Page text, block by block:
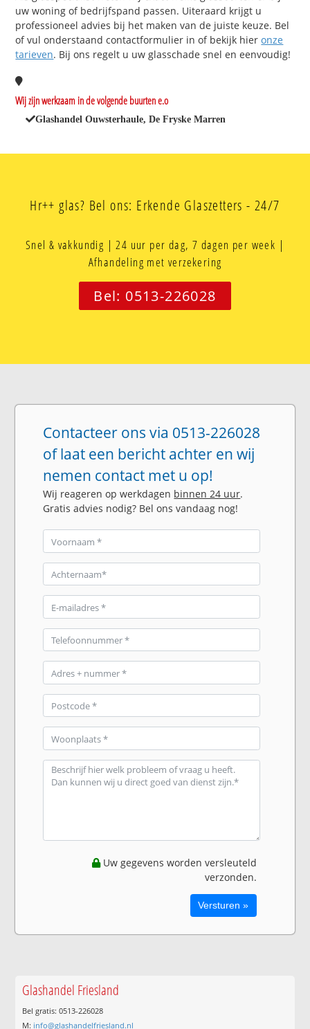
uw woning of bedrijfspand passen. Uiteraard krijgt u
professioneel advies bij het maken van de juiste keuze. Bel
of vul onderstaand contactformulier in of bekijk hieronze
tarieven. Bij ons regelt u uw glasschade snel en eenvoudig!
Wij zijn werkzaam in de volgende buurten e.o
Glashandel Ouwsterhaule, De Fryske Marren
Hr++ glas? Bel ons: Erkende Glaszetters - 24/7
Snel & vakkundig | 24 uur per dag, 7 dagen per week |
Afhandeling met verzekering
Bel: 0513-226028
Contacteer ons via 0513-226028
of laat een bericht achter en wij
nemen contact met u op!
Wij reageren op werkdagen binnen 24 uur.
Gratis advies nodig? Bel ons vandaag nog!
Uw gegevens worden versleuteld
verzonden.
Glashandel Friesland
Bel gratis: 0513-226028
M: info@glashandelfriesland.nl